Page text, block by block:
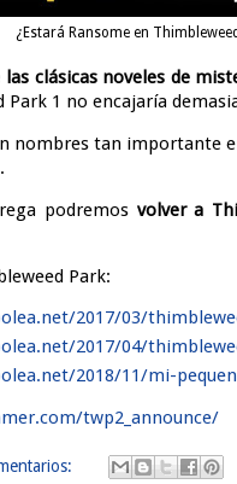
¿Estará Ransome en
las clásicas noveles de
Park 1 no encajaría
nombres tan importante
podremos volver a
Park:
2017/03/
2017/04/
2018/11/mi-
twp2_announce/